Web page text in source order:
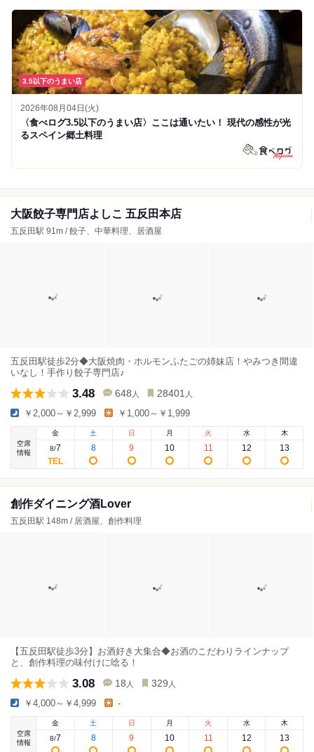
3.5以下のうまい店
2026年08月04日(火)
〈食べログ3.5以下のうまい店〉ここは通いたい！ 現代の感性が光
るスペイン郷土料理
大阪餃子専門店よしこ 五反田本店
五反田駅 91m / 餃子、中華料理、居酒屋
五反田駅徒歩2分◆大阪焼肉・ホルモンふたごの姉妹店！やみつき間違
いなし！手作り餃子専門店♪
3.48 648 人 28401 人
￥2,000～￥2,999 ￥1,000～￥1,999
空席
情報
金
8/7
土
8
日
9
月
10
火
11
水
12
木
13
創作ダイニング酒Lover
五反田駅 148m / 居酒屋、創作料理
【五反田駅徒歩3分】お酒好き大集合◆お酒のこだわりラインナップ
と、創作料理の味付けに唸る！
3.08 18 人 329 人
￥4,000～￥4,999 -
空席
情報
金
8/7
土
8
日
9
月
10
火
11
水
12
木
13